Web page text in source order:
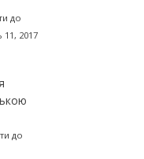
до
11, 2017
до